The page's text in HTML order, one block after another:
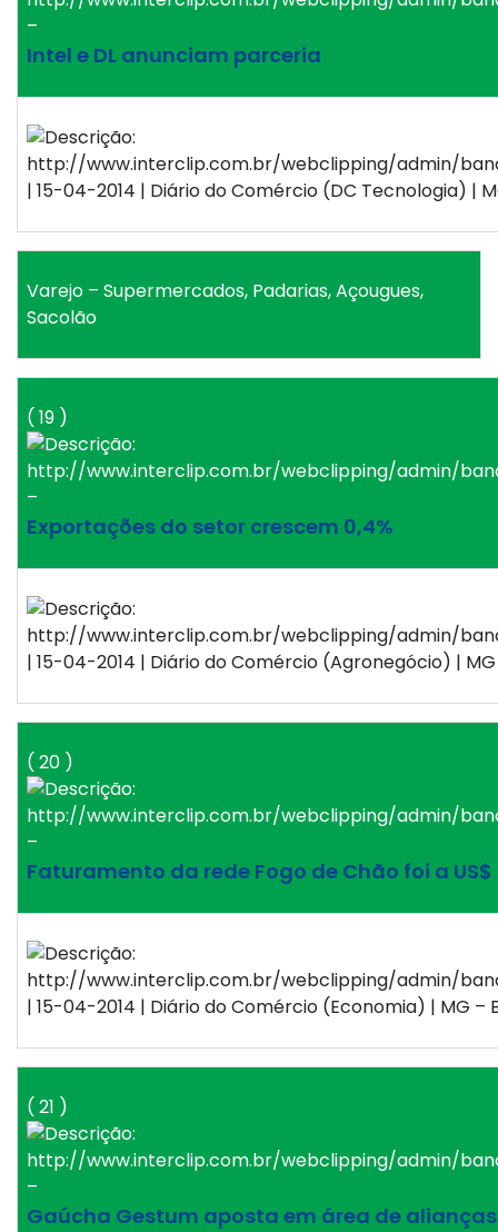
–
Intel e DL anunciam parceria
| 15-04-2014 | Diário do Comércio (DC Tecnologia) |
Varejo – Supermercados, Padarias, Açougues,
Sacolão
( 19 )
–
Exportações do setor crescem 0,4%
| 15-04-2014 | Diário do Comércio (Agronegócio) |
( 20 )
–
Faturamento da rede Fogo de Chão foi a US$
| 15-04-2014 | Diário do Comércio (Economia) | MG –
( 21 )
–
Gaúcha Gestum aposta em área de